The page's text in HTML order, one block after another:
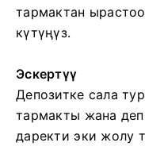
тармактан
күтүңүз.
Эскертүү
Депозитке сала
тармакты жана
даректи эки жолу